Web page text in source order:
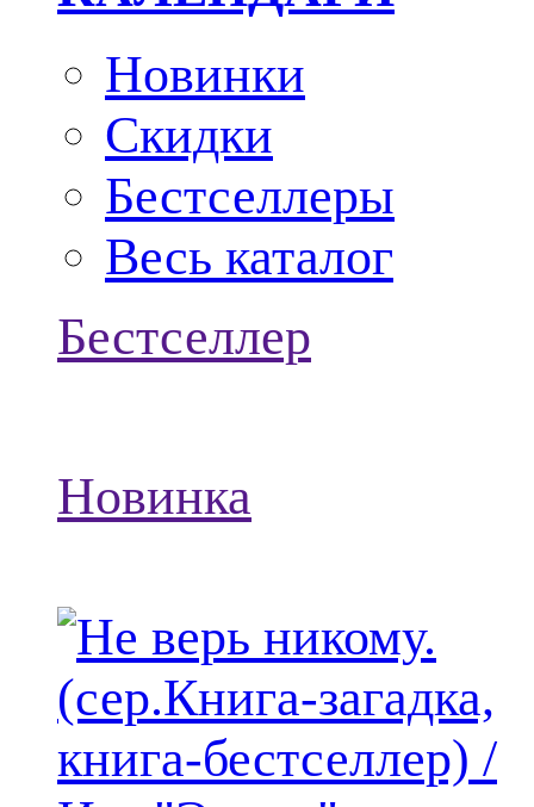
Новинки
Скидки
Бестселлеры
Весь каталог
Бестселлер
Новинка